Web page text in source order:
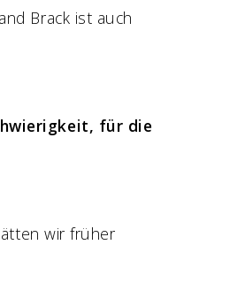
Brack ist auch
für die
wir früher